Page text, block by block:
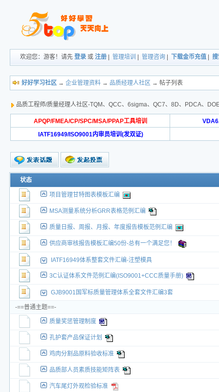
欢迎您：游客！请先登录 或注册 |管理培训 |管理咨询 下载金币充值 |
好好学习社区 →企业管理资料 → 品质经理人社区 → 帖子列表
品质工程师/质量经理人社区-TQM、QCC、6sigma、QC7、8D、PDCA、
APQP/FMEA/CP/SPC/MSA/PPAP工具培训
IATF16949/ISO9001内审员培训(发双证)
状态
项目管理甘特图表模板汇编
MSA测量系统分析GRR表格范例汇编
质量日报、周报、月报、年度报告模板范例汇编
供应商审核报告模板汇编50份-总有一个满足您！
IATF16949体系整套文件汇编-注塑模具
3C认证体系文件范例汇编(ISO9001+CCC质量手册)
GJB9001国军标质量管理体系全套文件汇编3套
-==普通主题==-
质量奖惩管理制度
孔护套产品保证计划
鸡肉分割品原料验收标准
品质部人员素质技能矩阵表
汽车尾灯外观检验标准